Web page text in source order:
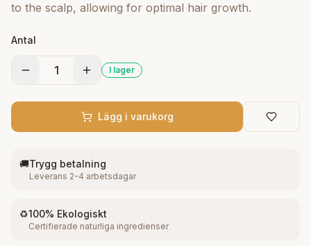
to the scalp, allowing for optimal hair growth.
Antal
1 I lager
Lägg i varukorg
🚚Trygg betalning
Leverans 2-4 arbetsdagar
♻️100% Ekologiskt
Certifierade naturliga ingredienser